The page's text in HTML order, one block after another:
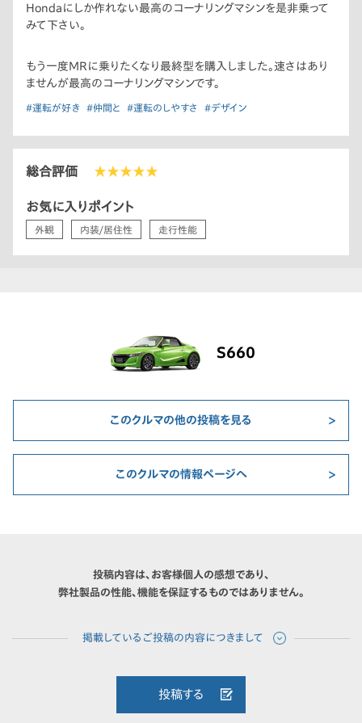
Hondaにしか作れない最高のコーナリングマシンを是非乗って
みて下さい。
もう一度MRに乗りたくなり最終型を購入しました。速さはあり
ませんが最高のコーナリングマシンです。
#運転が好き #仲間と #運転のしやすさ #デザイン
総合評価 ★★★★★
お気に入りポイント
外観 内装/居住性 走行性能
S660
このクルマの他の投稿を見る
このクルマの情報ページへ
投稿内容は、お客様個人の感想であり、
弊社製品の性能、機能を保証するものではありません。
投稿する